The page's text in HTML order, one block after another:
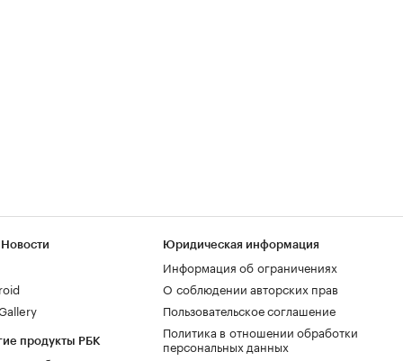
продукты РБК
Юридическая информация
Информация об ограничениях
О соблюдении авторских прав
Пользовательское соглашение
Политика в отношении обработки
персональных данных